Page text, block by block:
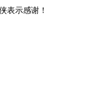
表示感谢！